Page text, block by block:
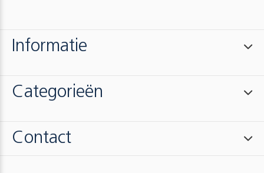
Informatie
Categorieën
Contact